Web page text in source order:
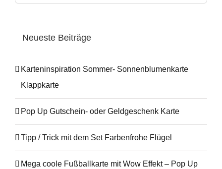
nach:
Neueste Beiträge
Karteninspiration Sommer- Sonnenblumenkarte
Klappkarte
Pop Up Gutschein- oder Geldgeschenk Karte
Tipp / Trick mit dem Set Farbenfrohe Flügel
Mega coole Fußballkarte mit Wow Effekt – Pop Up